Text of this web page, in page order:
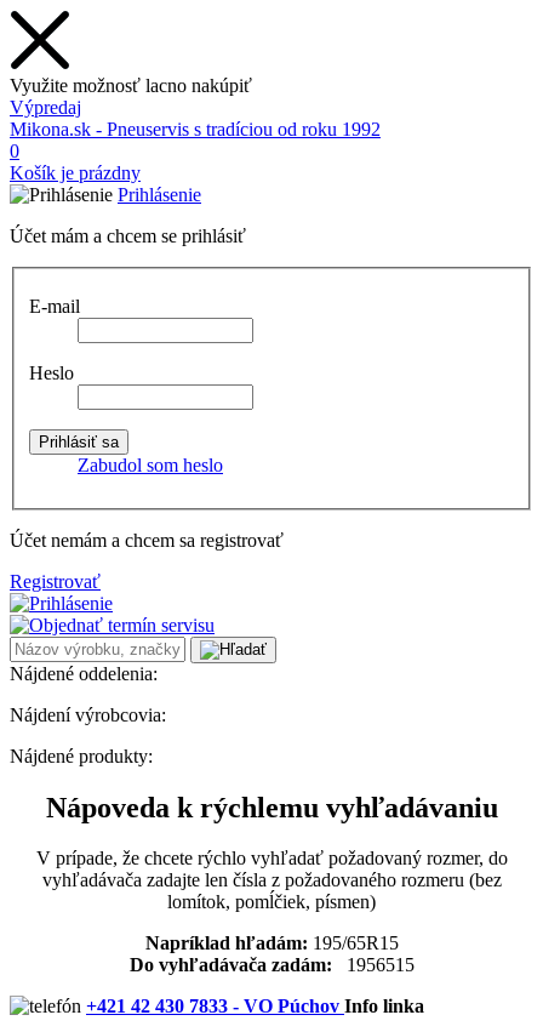
Využite možnosť lacno nakúpiť
Výpredaj
Mikona.sk - Pneuservis s tradíciou od roku 1992
0
Košík je prázdny
Prihlásenie
Účet mám a chcem se prihlásiť
E-mail
Heslo
Zabudol som heslo
Účet nemám a chcem sa registrovať
Registrovať
Nájdené oddelenia:
Nájdení výrobcovia:
Nájdené produkty:
Nápoveda k rýchlemu vyhľadávaniu
V prípade, že chcete rýchlo vyhľadať požadovaný rozmer, do
vyhľadávača zadajte len čísla z požadovaného rozmeru (bez
lomítok, pomĺčiek, písmen)
Napríklad hľadám: 195/65R15
Do vyhľadávača zadám: 1956515
+421 42 430 7833 - VO Púchov Info linka